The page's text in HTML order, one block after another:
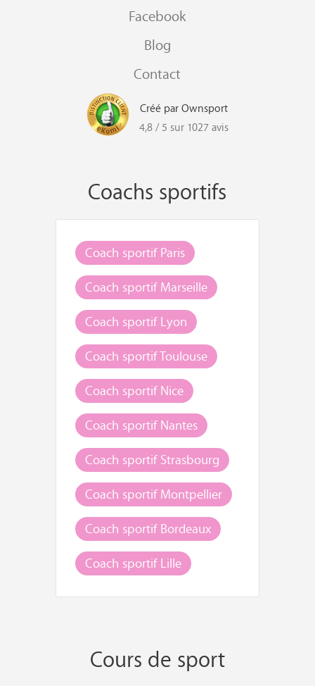
Facebook
Blog
Contact
Créé par Ownsport
4,8 / 5 sur 1027 avis
Coachs sportifs
Coach sportif Paris
Coach sportif Marseille
Coach sportif Lyon
Coach sportif Toulouse
Coach sportif Nice
Coach sportif Nantes
Coach sportif Strasbourg
Coach sportif Montpellier
Coach sportif Bordeaux
Coach sportif Lille
Cours de sport